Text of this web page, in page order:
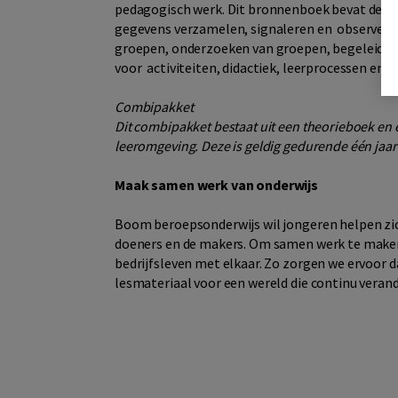
pedagogisch werk. Dit bronnenboek bevat de
gegevens verzamelen, signaleren en
groepen, onderzoeken van groepen,
voor activiteiten, didactiek, leerprocessen en
Combipakket
Dit combipakket bestaat uit een theorieboek
leeromgeving. Deze is geldig gedurende één
Maak samen werk van onderwijs
Boom beroepsonderwijs wil jongeren helpen
doeners en de makers. Om samen werk te
bedrijfsleven met elkaar. Zo zorgen we
lesmateriaal voor een wereld die continu